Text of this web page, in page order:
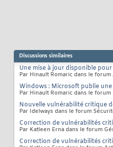
Discussions similaires
Une mise à jour disponible
Par Hinault Romaric dans le forum
Windows : Microsoft publie
Par Hinault Romaric dans le forum
Nouvelle vulnérabilité critique
Par Idelways dans le forum
Correction de vulnérabilités
Par Katleen Erna dans le forum
Correction de vulnérabilités